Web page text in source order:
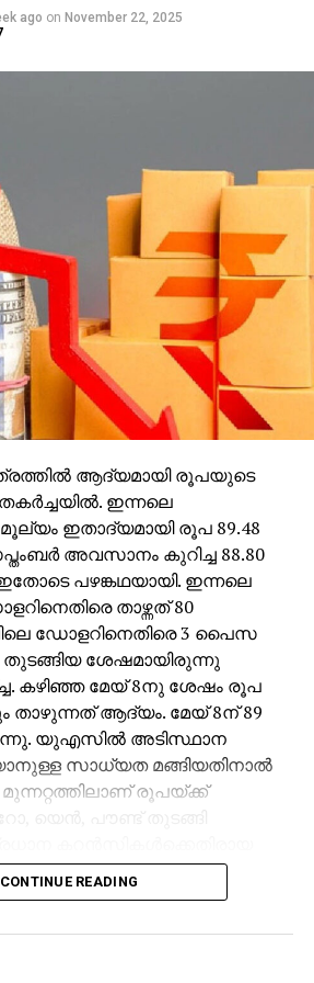
ago on November 22, 2025
ആദ്യമായി രൂപയുടെ
ഇന്നലെ
ഇതാദ്യമായി രൂപ 89.48
അവസാനം കുറിച്ച 88.80
പഴങ്കഥയായി. ഇന്നലെ
താഴ്ന്നത് 80
ഡോളറിനെതിരെ 3 പൈസ
തുടങ്ങിയ ശേഷമായിരുന്നു
കഴിഞ്ഞ മേയ് 8നു ശേഷം രൂപ
താഴുന്നത് ആദ്യം. മേയ് 8ന് 89
യുഎസില്‍ അടിസ്ഥാന
സാധ്യത മങ്ങിയതിനാല്‍
രൂപയ്ക്ക്
ഏതാനും ദിവസങ്ങള്‍ക്ക്
ഇപ്പോള്‍ 100ന്
സാധ്യത ഇല്ല. ഇന്ത്യന്‍
CONTINUE READING